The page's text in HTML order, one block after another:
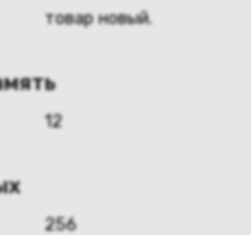
товар новый.
12
256